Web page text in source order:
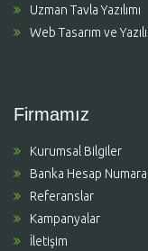
Uzman Tavla Yazılımı
Web Tasarım ve
Firmamız
Kurumsal Bilgiler
Banka Hesap
Referanslar
Kampanyalar
İletişim